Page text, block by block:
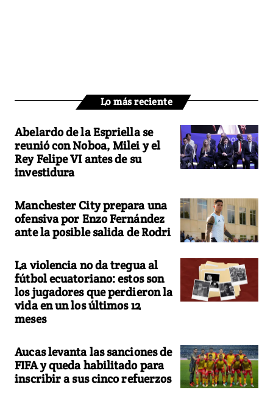
Lo más reciente
Abelardo de la Espriella se
reunió con Noboa, Milei y el
Rey Felipe VI antes de su
investidura
Manchester City prepara una
ofensiva por Enzo Fernández
ante la posible salida de Rodri
La violencia no da tregua al
fútbol ecuatoriano: estos son
los jugadores que perdieron la
vida en un los últimos 12
meses
Aucas levanta las sanciones de
FIFA y queda habilitado para
inscribir a sus cinco refuerzos